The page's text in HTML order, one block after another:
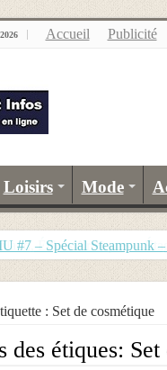
Accueil Publicité
Loisirs Mode
#7 – Spécial Steampunk
Échos Arctiques –
: Set de cosmétique
des étiques: Set